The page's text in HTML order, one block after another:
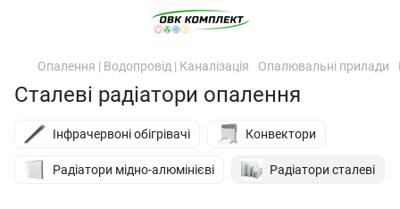
Опалення | Водопровід | Каналізація Опалювальні прилади
Сталеві радіатори опалення
Інфрачервоні обігрівачі Конвектори
Радіатори мідно-алюмінієві Радіатори сталеві